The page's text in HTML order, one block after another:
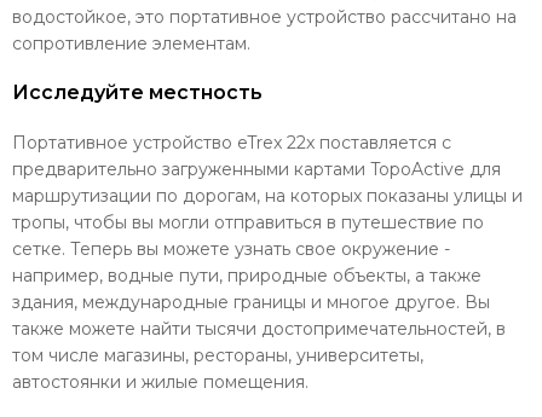
водостойкое, это портативное устройство рассчитано на
сопротивление элементам.
Исследуйте местность
Портативное устройство eTrex 22x поставляется с
предварительно загруженными картами TopoActive для
маршрутизации по дорогам, на которых показаны улицы и
тропы, чтобы вы могли отправиться в путешествие по
сетке. Теперь вы можете узнать свое окружение -
например, водные пути, природные объекты, а также
здания, международные границы и многое другое. Вы
также можете найти тысячи достопримечательностей, в
том числе магазины, рестораны, университеты,
автостоянки и жилые помещения.